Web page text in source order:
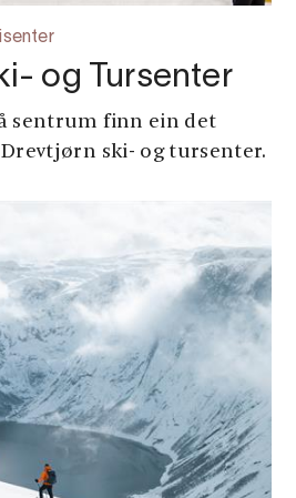
og Tursenter
sentrum finn ein det
ski- og tursenter.